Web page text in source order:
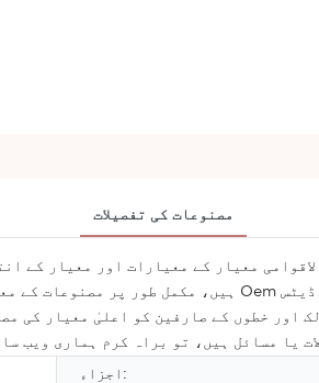
مصنوعات کی تفصیلات
اور خطوں کے صارفین کو اعلیٰ معیار کی
یا مسائل ہیں، تو براہ کرم ہماری ویب
اجزاء: